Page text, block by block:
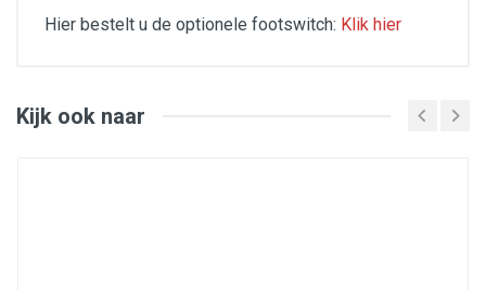
Hier bestelt u de optionele footswitch: Klik hier
Onafhankelijk volume voor bas, drum en loops
Kijk ook naar